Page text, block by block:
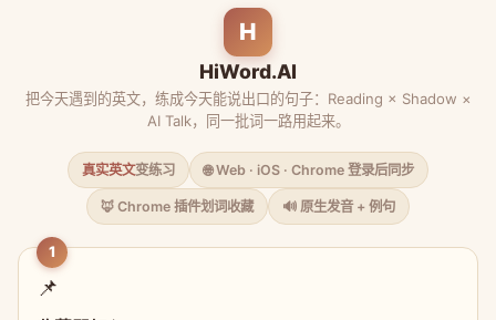
H
HiWord.AI
把今天遇到的英文，练成今天能说出口的句子：Reading × Shadow ×
AI Talk，同一批词一路用起来。
真实英文变练习 🌐 Web · iOS · Chrome 登录后同步
🦊 Chrome 插件划词收藏 🔊 原生发音 + 例句
1
📌